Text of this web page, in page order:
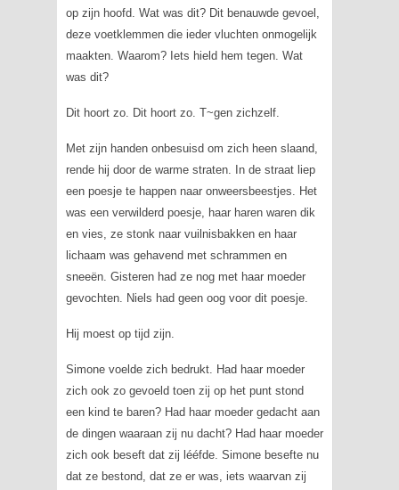
op zijn hoofd. Wat was dit? Dit benauwde gevoel,
deze voetklemmen die ieder vluchten onmogelijk
maakten. Waarom? Iets hield hem tegen. Wat
was dit?
Dit hoort zo. Dit hoort zo. T~gen zichzelf.
Met zijn handen onbesuisd om zich heen slaand,
rende hij door de warme straten. In de straat liep
een poesje te happen naar onweersbeestjes. Het
was een verwilderd poesje, haar haren waren dik
en vies, ze stonk naar vuilnisbakken en haar
lichaam was gehavend met schrammen en
sneeën. Gisteren had ze nog met haar moeder
gevochten. Niels had geen oog voor dit poesje.
Hij moest op tijd zijn.
Simone voelde zich bedrukt. Had haar moeder
zich ook zo gevoeld toen zij op het punt stond
een kind te baren? Had haar moeder gedacht aan
de dingen waaraan zij nu dacht? Had haar moeder
zich ook beseft dat zij lééfde. Simone besefte nu
dat ze bestond, dat ze er was, iets waarvan zij